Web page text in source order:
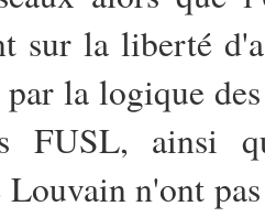
sur la liberté
par la logique
FUSL, ainsi
n'ont